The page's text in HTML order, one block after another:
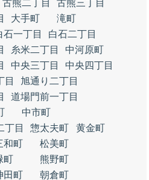
古熊二丁目
古熊三丁目
大手町
滝町
石一丁目
白石二丁目
糸米二丁目
中河原町
中央三丁目
中央四丁目
目
旭通り二丁目
道場門前一丁目
中市町
丁目 惣太夫町
黄金町
和町
松美町
町
熊野町
田町
朝倉町